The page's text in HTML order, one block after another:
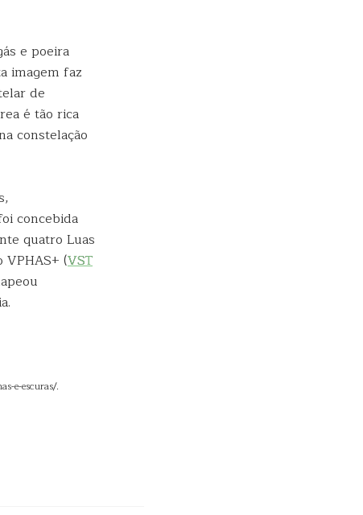
e poeira
imagem faz
de
é tão rica
constelação
concebida
quatro Luas
(VST
e-escuras/.